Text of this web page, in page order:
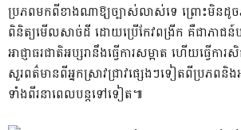
ប្រភពមកពីខាងណាឱ្យច្បាស់លាស់ទេ ព្រោះមិនដូចភ
ពិនិត្យមើលសាច់ដី ដោយប្រើកែវពង្រីក គឺជាភាជ
អាជ្ញាធរជាតិអប្សរានឹងធ្វើការសម្អាត ហើយធ្វើការ
សួរពត៌មានពីអ្នកស្រាវជ្រាវផ្សេងៗទៀតពីប្រភព
ទាំងពីរនាពេលបន្តទៅទៀត៕